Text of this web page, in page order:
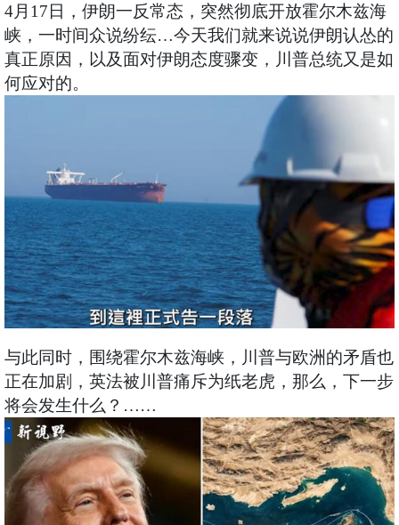
4月17日，伊朗一反常态，突然彻底开放霍尔木兹海
峡，一时间众说纷纭…今天我们就来说说伊朗认怂的
真正原因，以及面对伊朗态度骤变，川普总统又是如
何应对的。
与此同时，围绕霍尔木兹海峡，川普与欧洲的矛盾也
正在加剧，英法被川普痛斥为纸老虎，那么，下一步
将会发生什么？……